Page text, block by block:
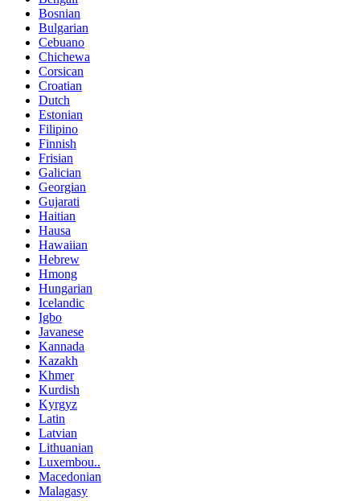
Bosnian
Bulgarian
Cebuano
Chichewa
Corsican
Croatian
Dutch
Estonian
Filipino
Finnish
Frisian
Galician
Georgian
Gujarati
Haitian
Hausa
Hawaiian
Hebrew
Hmong
Hungarian
Icelandic
Igbo
Javanese
Kannada
Kazakh
Khmer
Kurdish
Kyrgyz
Latin
Latvian
Lithuanian
Luxembou..
Macedonian
Malagasy